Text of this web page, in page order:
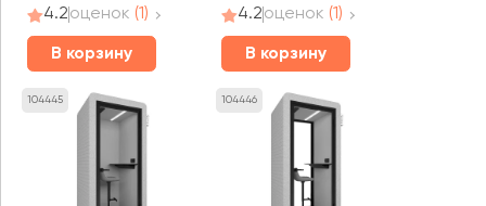
4.2оценок (1)
В корзину
4.2оценок (1)
В корзину
104445 104446